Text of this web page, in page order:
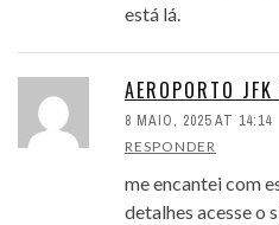
está lá.
AEROPORTO
8 MAIO, 2025 AT 14:14
RESPONDER
me encantei com
detalhes acesse o